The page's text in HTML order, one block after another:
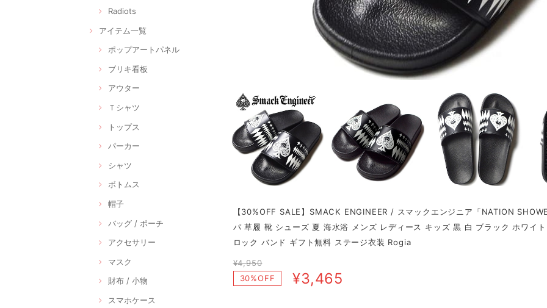
Radiots
アイテム一覧
ポップアートパネル
ブリキ看板
アウター
Ｔシャツ
トップス
パーカー
シャツ
ボトムス
帽子
バッグ / ポーチ
アクセサリー
マスク
財布 / 小物
スマホケース
【30%OFF SALE】SMACK ENGINEER / スマックエンジニア「NATION
パ 草履 靴 シューズ 夏 海水浴 メンズ レディース キッズ 黒 白 ブラック ホワイ
ロック バンド ギフト無料 ステージ衣装 Rogia
¥4,950
30%OFF
¥3,465